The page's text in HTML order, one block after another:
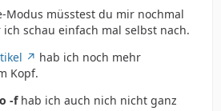
Modus müsstest du mir nochmal
schau einfach mal selbst nach.
hab ich noch mehr
Kopf.
-fhab ich auch nich nicht ganz